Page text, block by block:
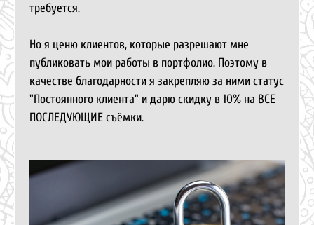
требуется.
Но я ценю клиентов, которые разрешают мне
публиковать мои работы в портфолио. Поэтому в
качестве благодарности я закрепляю за ними статус
"Постоянного клиента" и дарю скидку в 10% на ВСЕ
ПОСЛЕДУЮЩИЕ съёмки.